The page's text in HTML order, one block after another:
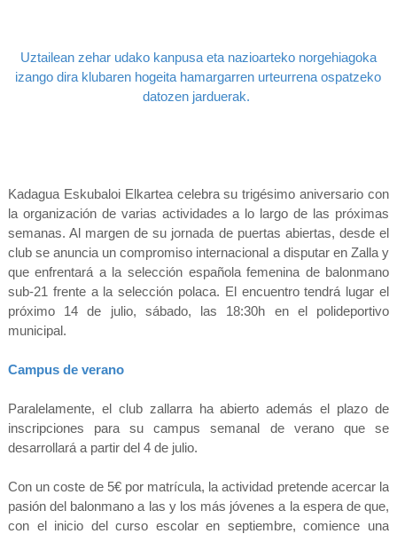
Uztailean zehar udako kanpusa eta nazioarteko norgehiagoka
izango dira klubaren hogeita hamargarren urteurrena ospatzeko
datozen jarduerak.
Kadagua Eskubaloi Elkartea celebra su trigésimo aniversario con
la organización de varias actividades a lo largo de las próximas
semanas. Al margen de su jornada de puertas abiertas, desde el
club se anuncia un compromiso internacional a disputar en Zalla y
que enfrentará a la selección española femenina de balonmano
sub-21 frente a la selección polaca. El encuentro tendrá lugar el
próximo 14 de julio, sábado, las 18:30h en el polideportivo
municipal.
Campus de verano
Paralelamente, el club zallarra ha abierto además el plazo de
inscripciones para su campus semanal de verano que se
desarrollará a partir del 4 de julio.
Con un coste de 5€ por matrícula, la actividad pretende acercar la
pasión del balonmano a las y los más jóvenes a la espera de que,
con el inicio del curso escolar en septiembre, comience una